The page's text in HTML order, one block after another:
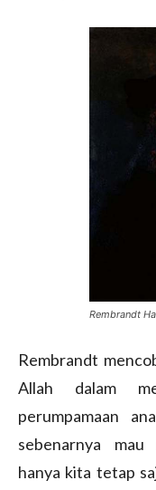
Rembrandt
Rembrandt
Allah dalam
perumpamaan
sebenarnya mau
hanya kita tetap